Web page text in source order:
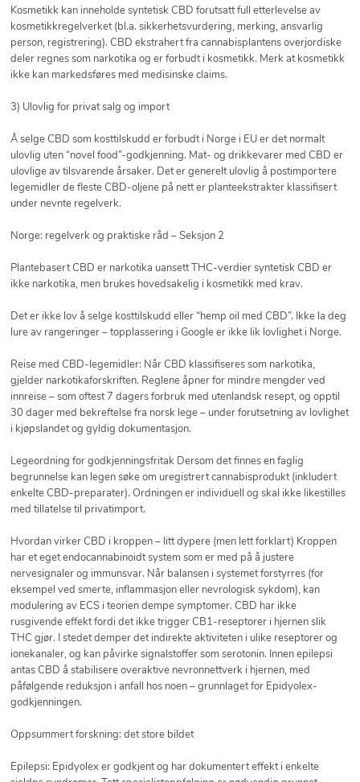
Kosmetikk kan inneholde syntetisk CBD forutsatt full etterlevelse av
kosmetikkregelverket (bl.a. sikkerhetsvurdering, merking, ansvarlig
person, registrering). CBD ekstrahert fra cannabisplantens overjordiske
deler regnes som narkotika og er forbudt i kosmetikk. Merk at kosmetikk
ikke kan markedsføres med medisinske claims.
3) Ulovlig for privat salg og import
Å selge CBD som kosttilskudd er forbudt i Norge i EU er det normalt
ulovlig uten “novel food”-godkjenning. Mat- og drikkevarer med CBD er
ulovlige av tilsvarende årsaker. Det er generelt ulovlig å postimportere
legemidler de fleste CBD-oljene på nett er planteekstrakter klassifisert
under nevnte regelverk.
Norge: regelverk og praktiske råd – Seksjon 2
Plantebasert CBD er narkotika uansett THC-verdier syntetisk CBD er
ikke narkotika, men brukes hovedsakelig i kosmetikk med krav.
Det er ikke lov å selge kosttilskudd eller “hemp oil med CBD”. Ikke la deg
lure av rangeringer – topplassering i Google er ikke lik lovlighet i Norge.
Reise med CBD-legemidler: Når CBD klassifiseres som narkotika,
gjelder narkotikaforskriften. Reglene åpner for mindre mengder ved
innreise – som oftest 7 dagers forbruk med utenlandsk resept, og opptil
30 dager med bekreftelse fra norsk lege – under forutsetning av lovlighet
i kjøpslandet og gyldig dokumentasjon.
Legeordning for godkjenningsfritak Dersom det finnes en faglig
begrunnelse kan legen søke om uregistrert cannabisprodukt (inkludert
enkelte CBD-preparater). Ordningen er individuell og skal ikke likestilles
med tillatelse til privatimport.
Hvordan virker CBD i kroppen – litt dypere (men lett forklart) Kroppen
har et eget endocannabinoidt system som er med på å justere
nervesignaler og immunsvar. Når balansen i systemet forstyrres (for
eksempel ved smerte, inflammasjon eller nevrologisk sykdom), kan
modulering av ECS i teorien dempe symptomer. CBD har ikke
rusgivende effekt fordi det ikke trigger CB1-reseptorer i hjernen slik
THC gjør. I stedet demper det indirekte aktiviteten i ulike reseptorer og
ionekanaler, og kan påvirke signalstoffer som serotonin. Innen epilepsi
antas CBD å stabilisere overaktive nevronnettverk i hjernen, med
påfølgende reduksjon i anfall hos noen – grunnlaget for Epidyolex-
godkjenningen.
Oppsummert forskning: det store bildet
Epilepsi: Epidyolex er godkjent og har dokumentert effekt i enkelte